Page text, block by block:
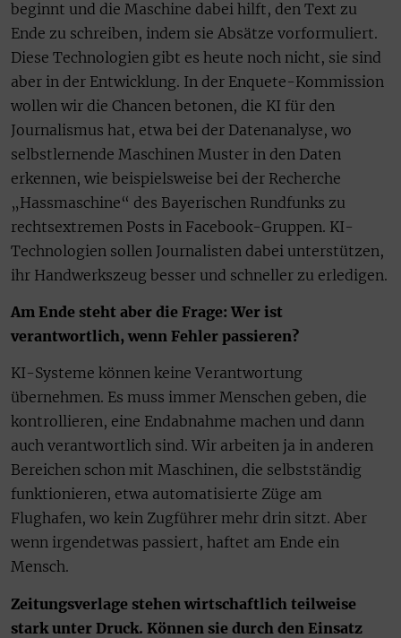
beginnt und die Maschine dabei hilft, den Text zu
Ende zu schreiben, indem sie Absätze vorformuliert.
Diese Technologien gibt es heute noch nicht, sie sind
aber in der Entwicklung. In der Enquete-Kommission
wollen wir die Chancen betonen, die KI für den
Journalismus hat, etwa bei der Datenanalyse, wo
selbstlernende Maschinen Muster in den Daten
erkennen, wie beispielsweise bei der Recherche
„Hassmaschine“ des Bayerischen Rundfunks zu
rechtsextremen Posts in Facebook-Gruppen. KI-
Technologien sollen Journalisten dabei unterstützen,
ihr Handwerkszeug besser und schneller zu erledigen.
Am Ende steht aber die Frage: Wer ist
verantwortlich, wenn Fehler passieren?
KI-Systeme können keine Verantwortung
übernehmen. Es muss immer Menschen geben, die
kontrollieren, eine Endabnahme machen und dann
auch verantwortlich sind. Wir arbeiten ja in anderen
Bereichen schon mit Maschinen, die selbstständig
funktionieren, etwa automatisierte Züge am
Flughafen, wo kein Zugführer mehr drin sitzt. Aber
wenn irgendetwas passiert, haftet am Ende ein
Mensch.
Zeitungsverlage stehen wirtschaftlich teilweise
stark unter Druck. Können sie durch den Einsatz